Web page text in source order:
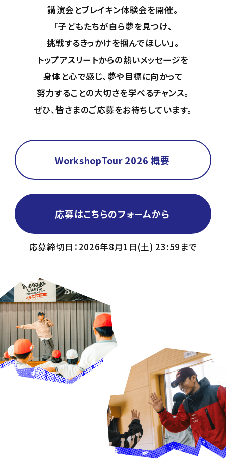
講演会とブレイキン体験会を開催。
「子どもたちが自ら夢を見つけ、
挑戦するきっかけを掴んでほしい」。
トップアスリートからの熱いメッセージを
身体と心で感じ、 夢や目標に向かって
努力することの大切さを学べるチャンス。
ぜひ、皆さまのご応募をお待ちしています。
WorkshopTour 2026 概要
応募はこちらのフォームから
応募締切日：2026年8月1日(土) 23:59まで